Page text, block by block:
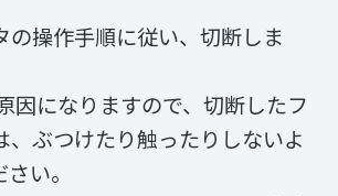
の操作手順に従い、切断しま
因になりますので、切断したフ
、ぶつけたり触ったりしないよ
い。